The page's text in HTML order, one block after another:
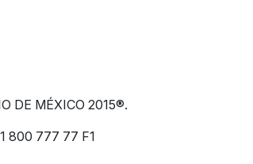
DE MÉXICO 2015®.
800 777 77 F1